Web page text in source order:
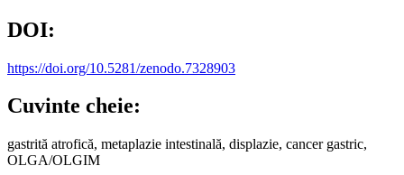
DOI:
https://doi.org/10.5281/zenodo.7328903
Cuvinte cheie:
gastrită atrofică, metaplazie intestinală, displazie, cancer gastric,
OLGA/OLGIM